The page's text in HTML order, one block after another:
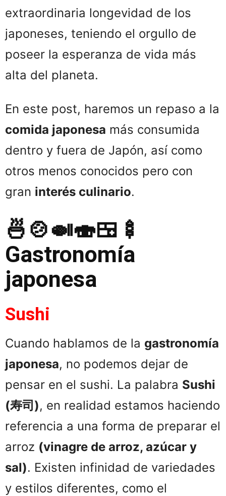
extraordinaria longevidad de los
japoneses, teniendo el orgullo de
poseer la esperanza de vida más
alta del planeta.
En este post, haremos un repaso a la
comida japonesa más consumida
dentro y fuera de Japón, así como
otros menos conocidos pero con
gran interés culinario.
🍜🍲🍛🍣🍱🍢
Gastronomía
japonesa
Sushi
Cuando hablamos de la gastronomía
japonesa, no podemos dejar de
pensar en el sushi. La palabra Sushi
(寿司), en realidad estamos haciendo
referencia a una forma de preparar el
arroz (vinagre de arroz, azúcar y
sal). Existen infinidad de variedades
y estilos diferentes, como el